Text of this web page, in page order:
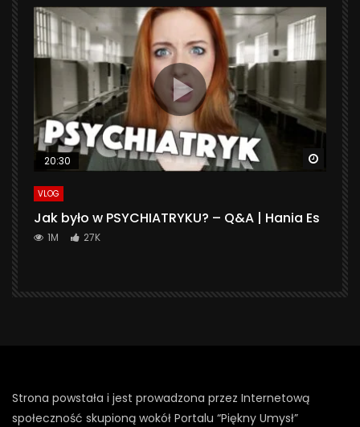
20:30
VLOG
Jak było w PSYCHIATRYKU? – Q&A | Hania Es
1M 27K
Strona powstała i jest prowadzona przez Internetową
społeczność skupioną wokół Portalu “Piękny Umysł”